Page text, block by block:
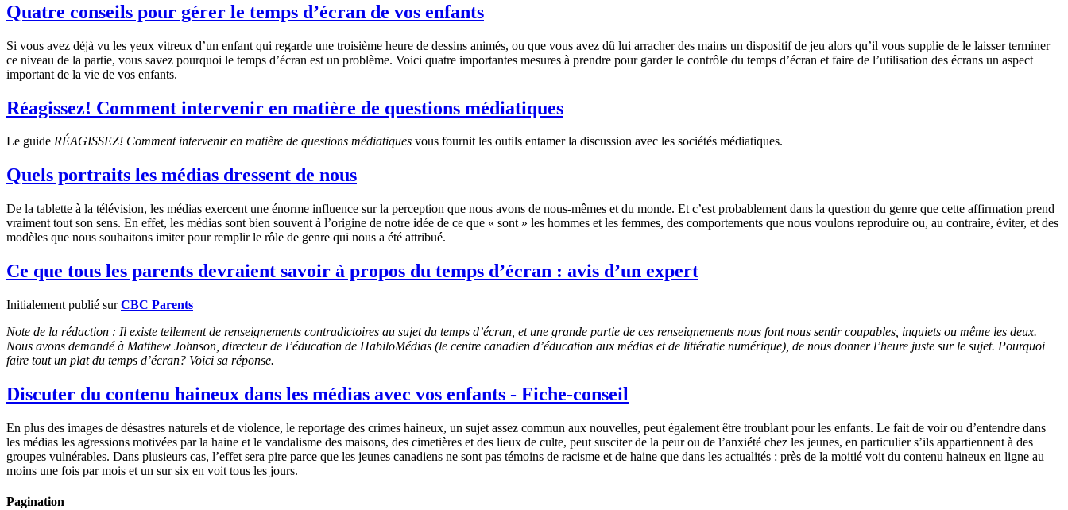
Quatre conseils pour gérer le temps d’écran de vos enfants
Si vous avez déjà vu les yeux vitreux d’un enfant qui regarde une troisième heure de dessins animés, ou que vous avez dû lui arracher des mains un dispositif de jeu alors qu’il vous supplie de le laisser terminer
ce niveau de la partie, vous savez pourquoi le temps d’écran est un problème. Voici quatre importantes mesures à prendre pour garder le contrôle du temps d’écran et faire de l’utilisation des écrans un aspect
important de la vie de vos enfants.
Réagissez! Comment intervenir en matière de questions médiatiques
Le guide RÉAGISSEZ! Comment intervenir en matière de questions médiatiques vous fournit les outils entamer la discussion avec les sociétés médiatiques.
Quels portraits les médias dressent de nous
De la tablette à la télévision, les médias exercent une énorme influence sur la perception que nous avons de nous-mêmes et du monde. Et c’est probablement dans la question du genre que cette affirmation prend
vraiment tout son sens. En effet, les médias sont bien souvent à l’origine de notre idée de ce que « sont » les hommes et les femmes, des comportements que nous voulons reproduire ou, au contraire, éviter, et des
modèles que nous souhaitons imiter pour remplir le rôle de genre qui nous a été attribué.
Ce que tous les parents devraient savoir à propos du temps d’écran : avis d’un expert
Initialement publié surCBC Parents
Note de la rédaction : Il existe tellement de renseignements contradictoires au sujet du temps d’écran, et une grande partie de ces renseignements nous font nous sentir coupables, inquiets ou même les deux.
Nous avons demandé à Matthew Johnson, directeur de l’éducation de HabiloMédias (le centre canadien d’éducation aux médias et de littératie numérique), de nous donner l’heure juste sur le sujet. Pourquoi
faire tout un plat du temps d’écran? Voici sa réponse.
Discuter du contenu haineux dans les médias avec vos enfants - Fiche-conseil
En plus des images de désastres naturels et de violence, le reportage des crimes haineux, un sujet assez commun aux nouvelles, peut également être troublant pour les enfants. Le fait de voir ou d’entendre dans
les médias les agressions motivées par la haine et le vandalisme des maisons, des cimetières et des lieux de culte, peut susciter de la peur ou de l’anxiété chez les jeunes, en particulier s’ils appartiennent à des
groupes vulnérables. Dans plusieurs cas, l’effet sera pire parce que les jeunes canadiens ne sont pas témoins de racisme et de haine que dans les actualités : près de la moitié voit du contenu haineux en ligne au
moins une fois par mois et un sur six en voit tous les jours.
Pagination